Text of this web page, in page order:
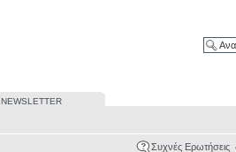
NEWSLETTER
Συχνές Ερωτήσεις